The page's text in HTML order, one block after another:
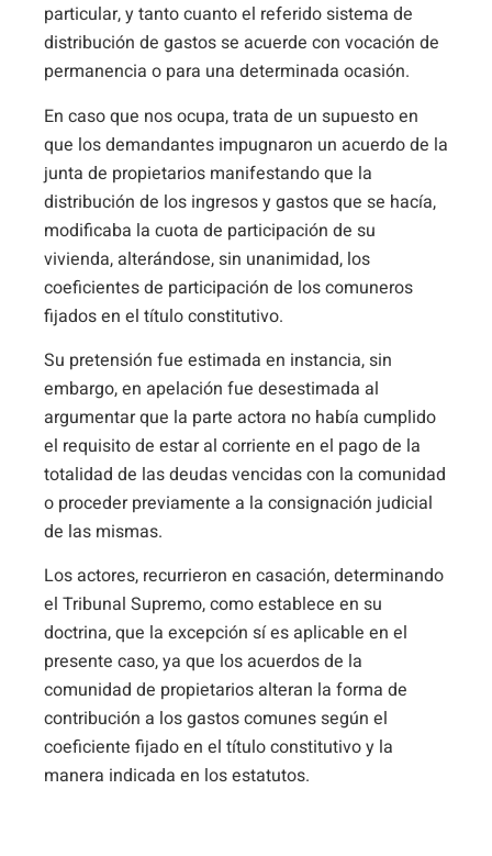
particular, y tanto cuanto el referido sistema de
distribución de gastos se acuerde con vocación de
permanencia o para una determinada ocasión.
En caso que nos ocupa, trata de un supuesto en
que los demandantes impugnaron un acuerdo de la
junta de propietarios manifestando que la
distribución de los ingresos y gastos que se hacía,
modificaba la cuota de participación de su
vivienda, alterándose, sin unanimidad, los
coeficientes de participación de los comuneros
fijados en el título constitutivo.
Su pretensión fue estimada en instancia, sin
embargo, en apelación fue desestimada al
argumentar que la parte actora no había cumplido
el requisito de estar al corriente en el pago de la
totalidad de las deudas vencidas con la comunidad
o proceder previamente a la consignación judicial
de las mismas.
Los actores, recurrieron en casación, determinando
el Tribunal Supremo, como establece en su
doctrina, que la excepción sí es aplicable en el
presente caso, ya que los acuerdos de la
comunidad de propietarios alteran la forma de
contribución a los gastos comunes según el
coeficiente fijado en el título constitutivo y la
manera indicada en los estatutos.